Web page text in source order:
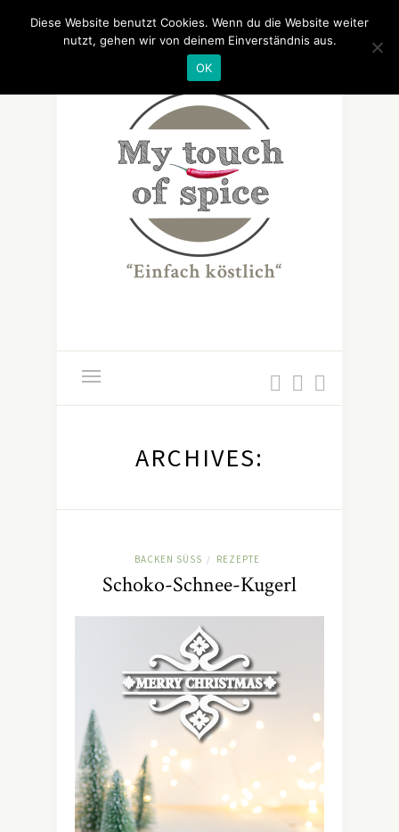
ARCHIVES:
BACKEN SÜSS / REZEPTE
Schoko-Schnee-Kugerl
Diese Website benutzt Cookies. Wenn du die Website weiter
nutzt, gehen wir von deinem Einverständnis aus.
OK